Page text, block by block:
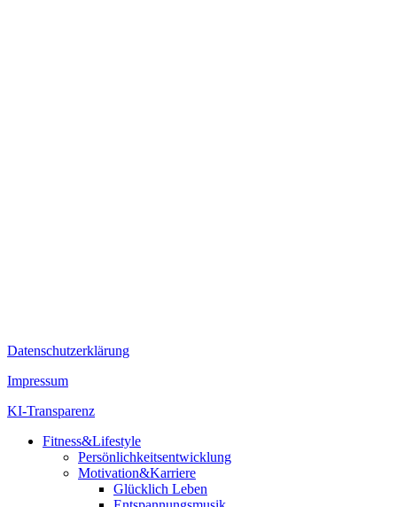
Datenschutzerklärung
Impressum
KI-Transparenz
Fitness&Lifestyle
Persönlichkeitsentwicklung
Motivation&Karriere
Glücklich Leben